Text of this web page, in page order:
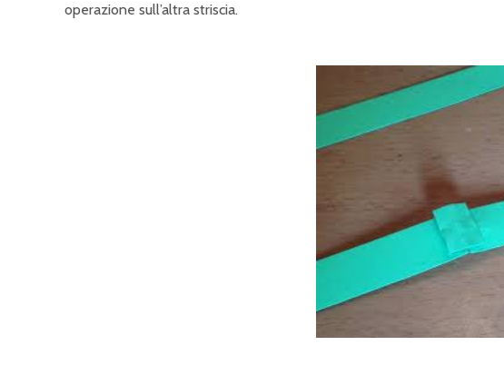
operazione sull’altra striscia.